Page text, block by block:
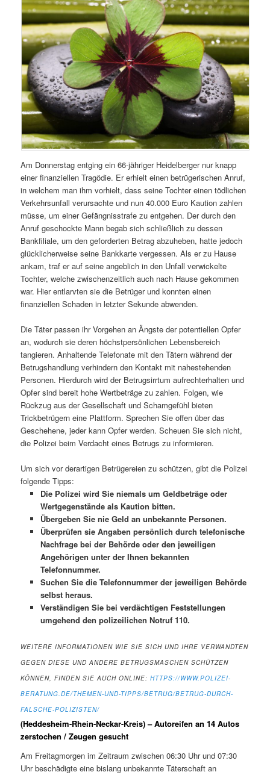
Am Donnerstag entging ein 66-jähriger Heidelberger nur knapp
einer finanziellen Tragödie. Er erhielt einen betrügerischen Anruf,
in welchem man ihm vorhielt, dass seine Tochter einen tödlichen
Verkehrsunfall verursachte und nun 40.000 Euro Kaution zahlen
müsse, um einer Gefängnisstrafe zu entgehen. Der durch den
Anruf geschockte Mann begab sich schließlich zu dessen
Bankfiliale, um den geforderten Betrag abzuheben, hatte jedoch
glücklicherweise seine Bankkarte vergessen. Als er zu Hause
ankam, traf er auf seine angeblich in den Unfall verwickelte
Tochter, welche zwischenzeitlich auch nach Hause gekommen
war. Hier entlarvten sie die Betrüger und konnten einen
finanziellen Schaden in letzter Sekunde abwenden.
Die Täter passen ihr Vorgehen an Ängste der potentiellen Opfer
an, wodurch sie deren höchstpersönlichen Lebensbereich
tangieren. Anhaltende Telefonate mit den Tätern während der
Betrugshandlung verhindern den Kontakt mit nahestehenden
Personen. Hierdurch wird der Betrugsirrtum aufrechterhalten und
Opfer sind bereit hohe Wertbeträge zu zahlen. Folgen, wie
Rückzug aus der Gesellschaft und Schamgefühl bieten
Trickbetrügern eine Plattform. Sprechen Sie offen über das
Geschehene, jeder kann Opfer werden. Scheuen Sie sich nicht,
die Polizei beim Verdacht eines Betrugs zu informieren.
Um sich vor derartigen Betrügereien zu schützen, gibt die Polizei
folgende Tipps:
Die Polizei wird Sie niemals um Geldbeträge oder
Wertgegenstände als Kaution bitten.
Übergeben Sie nie Geld an unbekannte Personen.
Überprüfen sie Angaben persönlich durch telefonische
Nachfrage bei der Behörde oder den jeweiligen
Angehörigen unter der Ihnen bekannten
Telefonnummer.
Suchen Sie die Telefonnummer der jeweiligen Behörde
selbst heraus.
Verständigen Sie bei verdächtigen Feststellungen
umgehend den polizeilichen Notruf 110.
WEITERE INFORMATIONEN WIE SIE SICH UND IHRE VERWANDTEN
GEGEN DIESE UND ANDERE BETRUGSMASCHEN SCHÜTZEN
KÖNNEN, FINDEN SIE AUCH ONLINE:HTTPS://WWW.POLIZEI-
BERATUNG.DE/THEMEN-UND-TIPPS/BETRUG/BETRUG-DURCH-
FALSCHE-POLIZISTEN/
(Heddesheim-Rhein-Neckar-Kreis) – Autoreifen an 14 Autos
zerstochen / Zeugen gesucht
Am Freitagmorgen im Zeitraum zwischen 06:30 Uhr und 07:30
Uhr beschädigte eine bislang unbekannte Täterschaft an